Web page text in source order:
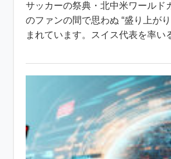
サッカーの祭典・北中米ワールド
のファンの間で思わぬ “盛り上が
まれています。スイス代表を率い